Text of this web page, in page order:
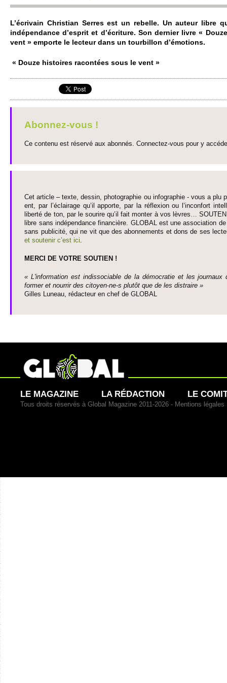
L’écri­vain Chri­stian Se­rres est un re­be­lle. Un auteur libre
indépendance d’es­prit et d’écri­ture. Son dernier livre «
vent » empo­rte le lecteur dans un to­urbi­llon d’émoti­ons.
« Douze histo­ires racontées sous le vent »
Abonnez-vous !
Ce contenu est réservé aux abonnés. Connectez-vous pour y
Cet article – texte, dessin, photographie ou infographie - vous a plu
ent, par l’éclairage qu’il appo­rte, par la réflexion ou l’inconfort
liberté de ton, par le so­urire qu’il fait monter à vos lèvres…
libre sans indépendance financière. GLOBAL est une asso­ci­ation
sans publi­cité, qui ne vit que des abonne­ments et dons de ses
et so­utenir c’est ici.
MERCI DE VOTRE SO­UTIEN !
« L'information est indisso­ci­able de la démo­cratie et les journaux
former et nourrir des ci­to­yen-ne-s plutôt que de les dis­traire »
Gi­lles Luneau, rédacteur en chef de GLOBAL
LE MAGAZINE LA RÉDACTION LE
Tous droits réservés à Global Magazine 2011-2026 - Mentions légales